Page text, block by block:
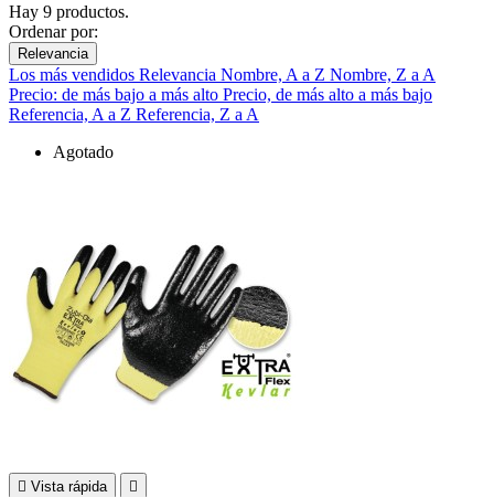
Hay 9 productos.
Ordenar por:
Relevancia
Los más vendidos Relevancia Nombre, A a Z Nombre, Z a A
Precio: de más bajo a más alto Precio, de más alto a más bajo
Referencia, A a Z Referencia, Z a A
Agotado
 Vista rápida 